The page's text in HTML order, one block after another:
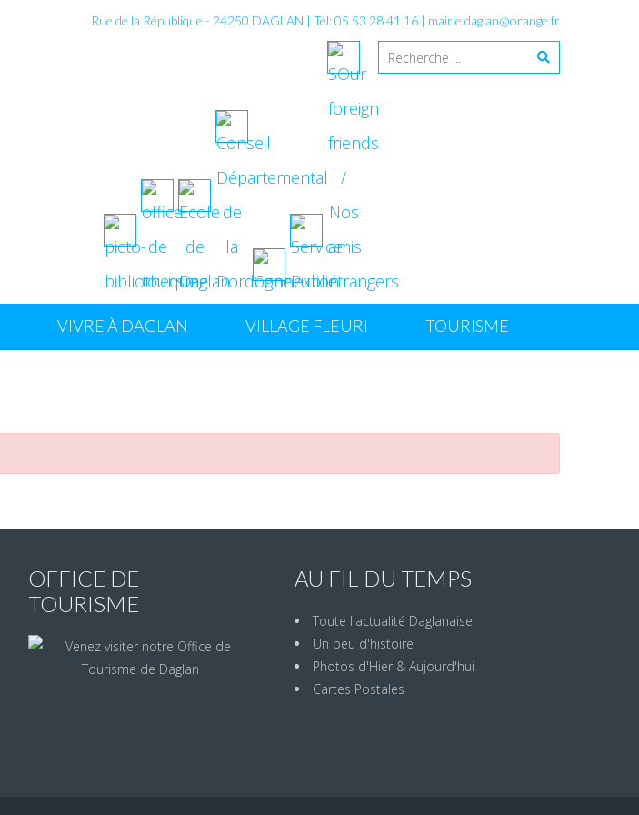
Rue de la République - 24250 DAGLAN | Tél: 05 53 28 41 16 | mairie.daglan@orange.fr
VIVRE À DAGLAN VILLAGE FLEURI TOURISME
OFFICE DE
TOURISME
AU FIL DU TEMPS
Toute l'actualité Daglanaise
Un peu d'histoire
Photos d'Hier & Aujourd'hui
Cartes Postales